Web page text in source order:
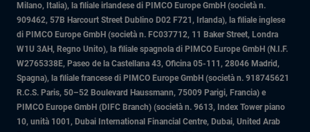
Milano, Italia), la filiale irlandese di PIMCO Europe GmbH (società n.
909462, 57B Harcourt Street Dublino D02 F721, Irlanda), la filiale inglese
di PIMCO Europe GmbH (società n. FC037712, 11 Baker Street, Londra
W1U 3AH, Regno Unito), la filiale spagnola di PIMCO Europe GmbH (N.I.F.
W2765338E, Paseo de la Castellana 43, Oficina 05-111, 28046 Madrid,
Spagna), la filiale francese di PIMCO Europe GmbH (società n. 918745621
R.C.S. Paris, 50–52 Boulevard Haussmann, 75009 Parigi, Francia) e
PIMCO Europe GmbH (DIFC Branch) (società n. 9613, Index Tower piano
10, unità 1001, Dubai International Financial Centre, Dubai, United Arab